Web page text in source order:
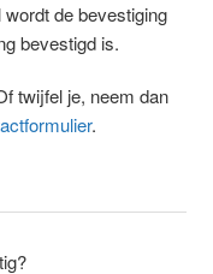
de bevestiging
bevestigd is.
twijfel je, neem dan
.